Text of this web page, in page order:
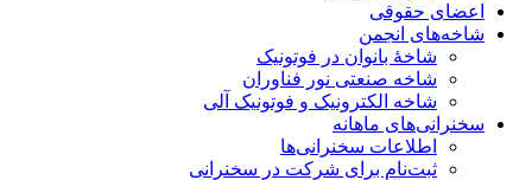
اعضای حقوقی
شاخه‌های انجمن
شاخۀ بانوان در فوتونیک
شاخه صنعتی نور فناوران
شاخه‌ الکترونیک و فوتونیک آلی
سخنرانی‌های ماهانه
اطلاعات سخنرانی‌‌ها
ثبت‌نام برای شرکت در سخنرانی